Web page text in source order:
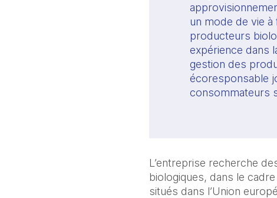
un mode de vie
producteurs
expérience dans
gestion des
écoresponsable
consommateurs
L’entreprise recherche
biologiques, dans le
situés dans l’Union